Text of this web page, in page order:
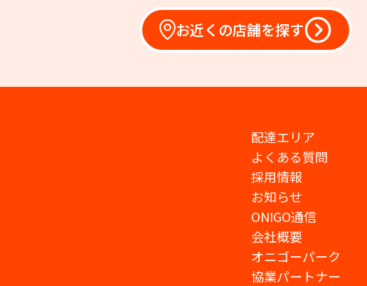
お近くの店舗を探す
配達エリア
よくある質問
採用情報
お知らせ
ONIGO通信
会社概要
オニゴーパーク
協業パートナー